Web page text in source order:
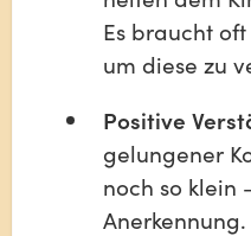
Es braucht
um diese zu
Positive
gelungener
noch so klein